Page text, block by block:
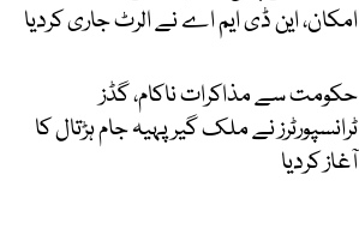
امکان، این ڈی ایم اے نے الرٹ جاری کردیا
حکومت سے مذاکرات ناکام، گڈز
ٹرانسپورٹرز نے ملک گیر پہیہ جام ہڑتال کا
آغاز کردیا